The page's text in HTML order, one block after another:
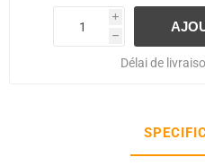
i
h
Délai de